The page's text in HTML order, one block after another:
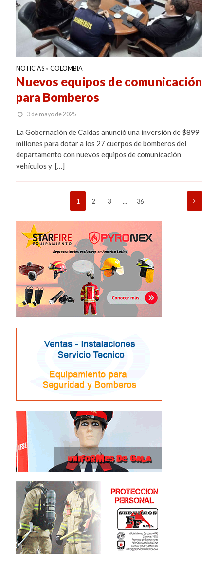
NOTICIAS • COLOMBIA
Nuevos equipos de comunicación
para Bomberos
3 de mayo de 2025
La Gobernación de Caldas anunció una inversión de $899
millones para dotar a los 27 cuerpos de bomberos del
departamento con nuevos equipos de comunicación,
vehículos y […]
1 2 3 … 36